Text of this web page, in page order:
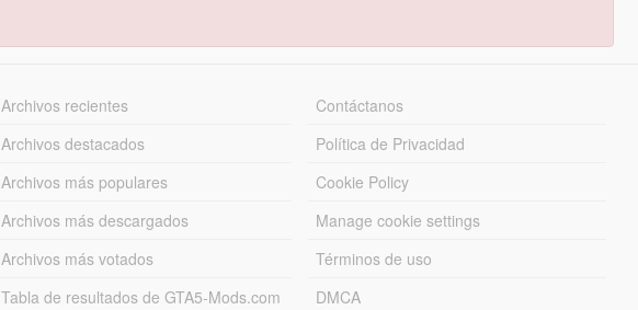
Archivos recientes
Archivos destacados
Archivos más populares
Archivos más descargados
Archivos más votados
Tabla de resultados de GTA5-Mods.com
Contáctanos
Política de Privacidad
Cookie Policy
Manage cookie settings
Términos de uso
DMCA